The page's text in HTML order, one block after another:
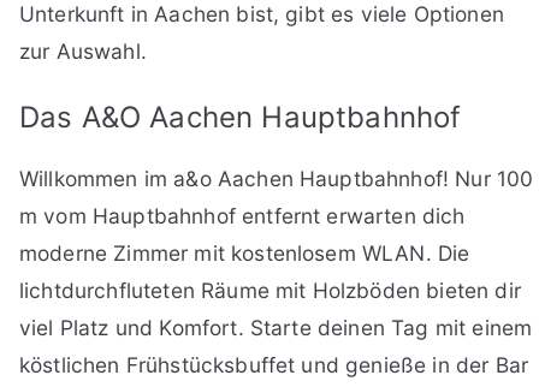
Unterkunft in Aachen bist, gibt es viele Optionen
zur Auswahl.
Das A&O Aachen Hauptbahnhof
Willkommen im a&o Aachen Hauptbahnhof! Nur 100
m vom Hauptbahnhof entfernt erwarten dich
moderne Zimmer mit kostenlosem WLAN. Die
lichtdurchfluteten Räume mit Holzböden bieten dir
viel Platz und Komfort. Starte deinen Tag mit einem
köstlichen Frühstücksbuffet und genieße in der Bar